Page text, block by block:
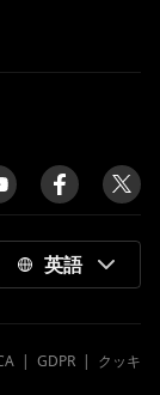
英語
| GDPR| クッキ